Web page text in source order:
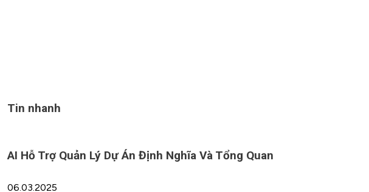
Tin nhanh
AI Hỗ Trợ Quản Lý Dự Án Định Nghĩa Và Tổng Quan
06.03.2025